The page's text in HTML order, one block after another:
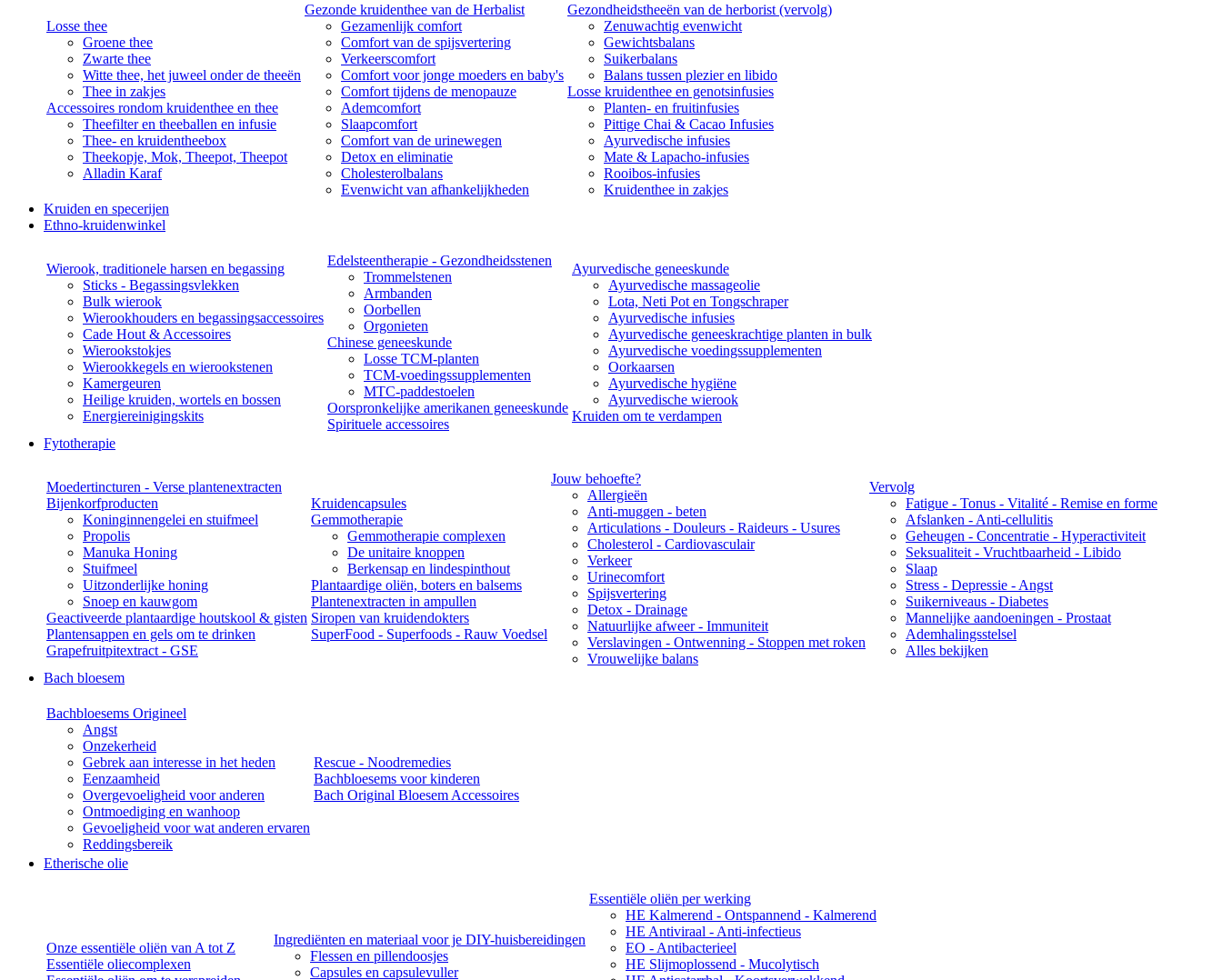
Losse thee
Groene thee
Zwarte thee
Witte thee, het juweel onder de theeën
Thee in zakjes
Accessoires rondom kruidenthee en thee
Theefilter en theeballen en infusie
Thee- en kruidentheebox
Theekopje, Mok, Theepot, Theepot
Alladin Karaf
Gezonde kruidenthee van de Herbalist
Gezamenlijk comfort
Comfort van de spijsvertering
Verkeerscomfort
Comfort voor jonge moeders en baby's
Comfort tijdens de menopauze
Ademcomfort
Slaapcomfort
Comfort van de urinewegen
Detox en eliminatie
Cholesterolbalans
Evenwicht van afhankelijkheden
Gezondheidstheeën van de herborist (vervolg)
Zenuwachtig evenwicht
Gewichtsbalans
Suikerbalans
Balans tussen plezier en libido
Losse kruidenthee en genotsinfusies
Planten- en fruitinfusies
Pittige Chai & Cacao Infusies
Ayurvedische infusies
Mate & Lapacho-infusies
Rooibos-infusies
Kruidenthee in zakjes
Kruiden en specerijen
Ethno-kruidenwinkel
Wierook, traditionele harsen en begassing
Sticks - Begassingsvlekken
Bulk wierook
Wierookhouders en begassingsaccessoires
Cade Hout & Accessoires
Wierookstokjes
Wierookkegels en wierookstenen
Kamergeuren
Heilige kruiden, wortels en bossen
Energiereinigingskits
Edelsteentherapie - Gezondheidsstenen
Trommelstenen
Armbanden
Oorbellen
Orgonieten
Chinese geneeskunde
Losse TCM-planten
TCM-voedingssupplementen
MTC-paddestoelen
Oorspronkelijke amerikanen geneeskunde
Spirituele accessoires
Ayurvedische geneeskunde
Ayurvedische massageolie
Lota, Neti Pot en Tongschraper
Ayurvedische infusies
Ayurvedische geneeskrachtige planten in bulk
Ayurvedische voedingssupplementen
Oorkaarsen
Ayurvedische hygiëne
Ayurvedische wierook
Kruiden om te verdampen
Fytotherapie
Moedertincturen - Verse plantenextracten
Bijenkorfproducten
Koninginnengelei en stuifmeel
Propolis
Manuka Honing
Stuifmeel
Uitzonderlijke honing
Snoep en kauwgom
Geactiveerde plantaardige houtskool & gisten
Plantensappen en gels om te drinken
Grapefruitpitextract - GSE
Kruidencapsules
Gemmotherapie
Gemmotherapie complexen
De unitaire knoppen
Berkensap en lindespinthout
Plantaardige oliën, boters en balsems
Plantenextracten in ampullen
Siropen van kruidendokters
SuperFood - Superfoods - Rauw Voedsel
Jouw behoefte?
Allergieën
Anti-muggen - beten
Articulations - Douleurs - Raideurs - Usures
Cholesterol - Cardiovasculair
Verkeer
Urinecomfort
Spijsvertering
Detox - Drainage
Natuurlijke afweer - Immuniteit
Verslavingen - Ontwenning - Stoppen met roken
Vrouwelijke balans
Vervolg
Fatigue - Tonus - Vitalité - Remise en forme
Afslanken - Anti-cellulitis
Geheugen - Concentratie - Hyperactiviteit
Seksualiteit - Vruchtbaarheid - Libido
Slaap
Stress - Depressie - Angst
Suikerniveaus - Diabetes
Mannelijke aandoeningen - Prostaat
Ademhalingsstelsel
Alles bekijken
Bach bloesem
Bachbloesems Origineel
Angst
Onzekerheid
Gebrek aan interesse in het heden
Eenzaamheid
Overgevoeligheid voor anderen
Ontmoediging en wanhoop
Gevoeligheid voor wat anderen ervaren
Reddingsbereik
Rescue - Noodremedies
Bachbloesems voor kinderen
Bach Original Bloesem Accessoires
Etherische olie
Onze essentiële oliën van A tot Z
Essentiële oliecomplexen
Ingrediënten en materiaal voor je DIY-huisbereidingen
Flessen en pillendoosjes
Capsules en capsulevuller
Essentiële oliën per werking
HE Kalmerend - Ontspannend - Kalmerend
HE Antiviraal - Anti-infectieus
EO - Antibacterieel
HE Slijmoplossend - Mucolytisch